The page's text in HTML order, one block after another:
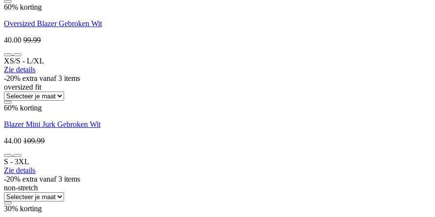
60% korting
Oversized Blazer Gebroken Wit
40.00 99.99
XS/S ‐ L/XL
Zie details
-20% extra vanaf 3 items
oversized fit
60% korting
Blazer Mini Jurk Gebroken Wit
44.00 109.99
S ‐ 3XL
Zie details
-20% extra vanaf 3 items
non-stretch
30% korting